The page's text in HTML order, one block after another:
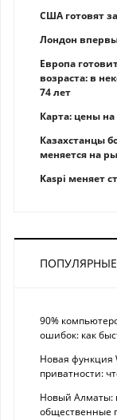
США готовят
Лондон
Европа
возраста: в
74 лет
Карта: цены
Казахстанцы
меняется на
Kaspi меняет
90%
ошибок: как
Новая функция
приватности:
Новый Алматы:
общественные